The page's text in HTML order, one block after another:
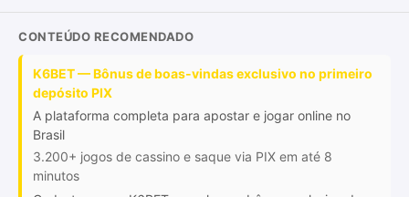
CONTEÚDO RECOMENDADO
K6BET — Bônus de boas-vindas exclusivo no primeiro
depósito PIX
A plataforma completa para apostar e jogar online no
Brasil
3.200+ jogos de cassino e saque via PIX em até 8
minutos